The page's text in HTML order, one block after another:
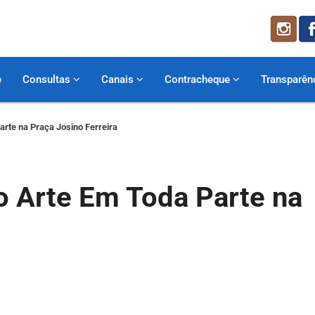
Consultas Canais Contracheque
na Praça Josino Ferreira
Em Toda Parte na